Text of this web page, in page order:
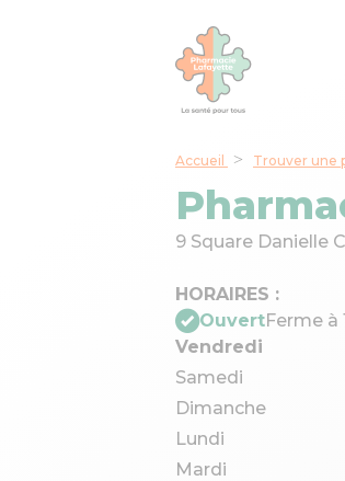
Accueil Trouver une
9 Square Danielle
HORAIRES :
OuvertFerme à
Vendredi
Samedi
Dimanche
Lundi
Mardi